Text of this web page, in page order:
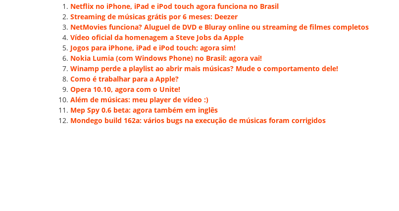
Netflix no iPhone, iPad e iPod touch agora funciona no Brasil
Streaming de músicas grátis por 6 meses: Deezer
NetMovies funciona? Aluguel de DVD e Bluray online ou streaming de filmes completos
Vídeo oficial da homenagem a Steve Jobs da Apple
Jogos para iPhone, iPad e iPod touch: agora sim!
Nokia Lumia (com Windows Phone) no Brasil: agora vai!
Winamp perde a playlist ao abrir mais músicas? Mude o comportamento dele!
Como é trabalhar para a Apple?
Opera 10.10, agora com o Unite!
Além de músicas: meu player de vídeo :)
Mep Spy 0.6 beta: agora também em inglês
Mondego build 162a: vários bugs na execução de músicas foram corrigidos